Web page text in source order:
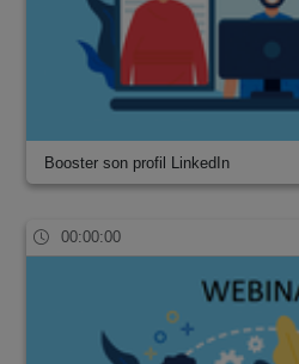
Booster son profil LinkedIn
00:00:00